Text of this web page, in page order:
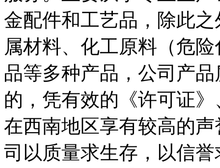
金配件和工艺品，除此
属材料、化工原料（危
品等多种产品，公司产
的，凭有效的《许可证
在西南地区享有较高的声
司以质量求生存，以信